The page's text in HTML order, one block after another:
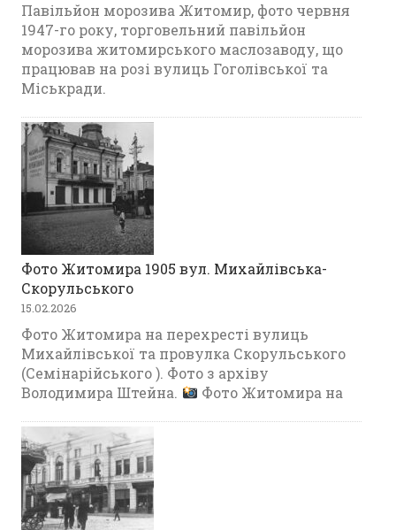
Павільйон морозива Житомир, фото червня
1947-го року, торговельний павільйон
морозива житомирського маслозаводу, що
працював на розі вулиць Гоголівської та
Міськради.
Фото Житомира 1905 вул. Михайлівська-
Скорульського
15.02.2026
Фото Житомира на перехресті вулиць
Михайлівської та провулка Скорульського
(Семінарійського ). Фото з архіву
Володимира Штейна.
Фото Житомира на